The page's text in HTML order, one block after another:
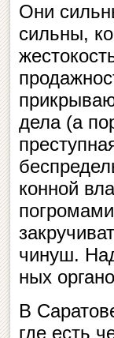
Они
сильны,
дела (а
кон­ной
чинуш.
ных
В
где есть